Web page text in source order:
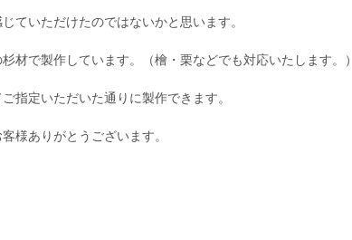
ていただけたのではないかと思います。
材で製作しています。（檜・栗などでも対応いたします。）
指定いただいた通りに製作できます。
様ありがとうございます。